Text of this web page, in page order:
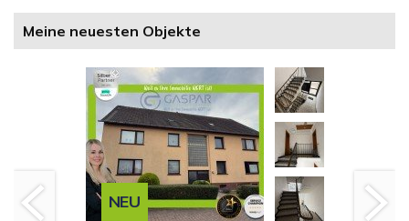
Meine neuesten Objekte
NEU